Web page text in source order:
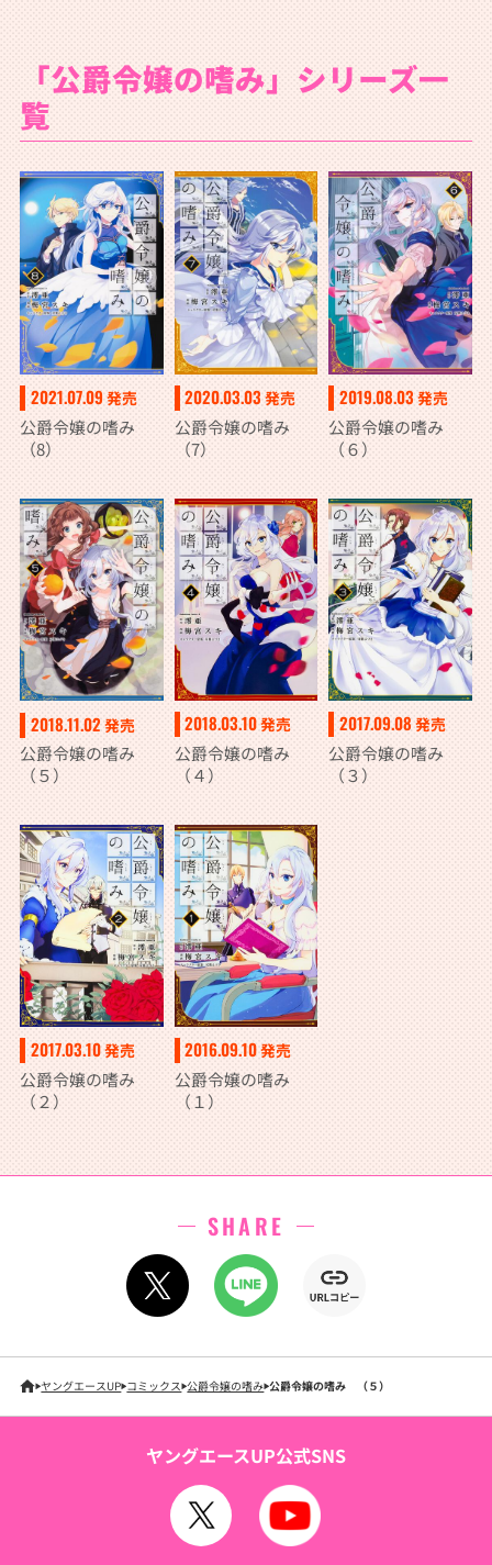
「公爵令嬢の嗜み」シリーズ一
覧
2021.07.09発売
公爵令嬢の嗜み
（8）
2020.03.03 発売
公爵令嬢の嗜み
（7）
2019.08.03 発売
公爵令嬢の嗜み
（６）
2018.11.02 発売
公爵令嬢の嗜み
（５）
2018.03.10発売
公爵令嬢の嗜み
（４）
2017.09.08 発売
公爵令嬢の嗜み
（３）
2017.03.10発売
公爵令嬢の嗜み
（２）
2016.09.10発売
公爵令嬢の嗜み
（１）
SHARE
ヤングエースUP コミックス 公爵令嬢の嗜み 公爵令嬢の嗜み （５）
ヤングエースUP公式SNS